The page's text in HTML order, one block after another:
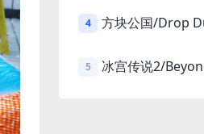
4 方块公国/Drop
5 冰宫传说2/